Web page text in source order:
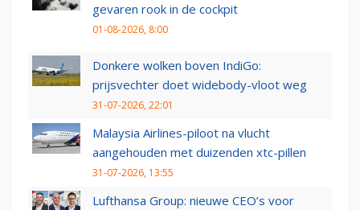
gevaren rook in de cockpit
01-08-2026, 8:00
Donkere wolken boven IndiGo:
prijsvechter doet widebody-vloot weg
31-07-2026, 22:01
Malaysia Airlines-piloot na vlucht
aangehouden met duizenden xtc-pillen
31-07-2026, 13:55
Lufthansa Group: nieuwe CEO’s voor